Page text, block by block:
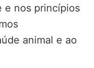
e nos princípios
animal e ao